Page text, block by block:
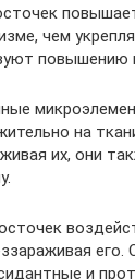
чем
повышению
на
их, они
и